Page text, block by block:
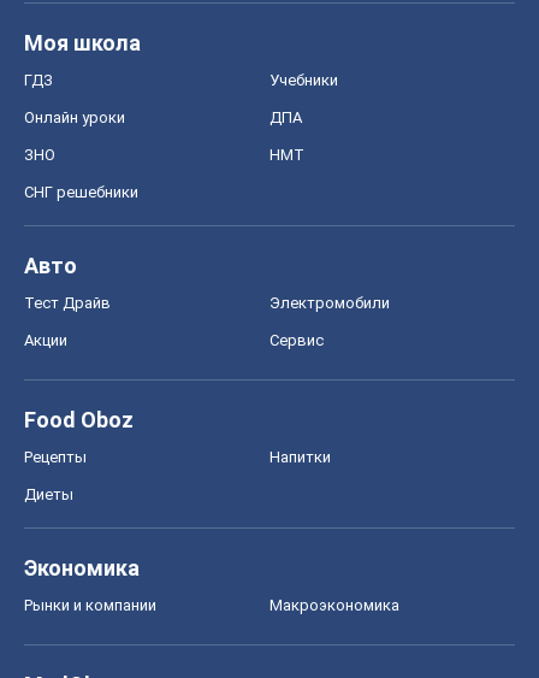
Моя школа
ГДЗ Учебники
Онлайн уроки ДПА
ЗНО НМТ
СНГ решебники
Авто
Тест Драйв Электромобили
Акции Сервис
Food Oboz
Рецепты Напитки
Диеты
Экономика
Рынки и компании Mакроэкономика